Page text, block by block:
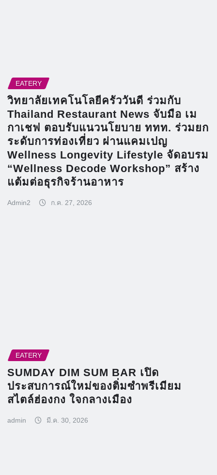
EATERY
วิทยาลัยเทคโนโลยีครัววันดี ร่วมกับ
Thailand Restaurant News จับมือ เม
กาเชฟ ตอบรับแนวนโยบาย ททท. ร่วมยก
ระดับการท่องเที่ยว ผ่านแคมเปญ
Wellness Longevity Lifestyle จัดอบรม
“Wellness Decode Workshop” สร้าง
แต้มต่อธุรกิจร้านอาหาร
Admin2 ก.ค. 27, 2026
EATERY
SUMDAY DIM SUM BAR เปิด
ประสบการณ์ใหม่ของติ่มซำพรีเมียม
สไตล์ฮ่องกง ใจกลางเมือง
admin มี.ค. 30, 2026